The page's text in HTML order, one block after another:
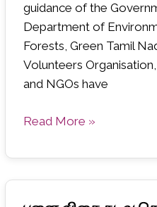
guidance of the
Department of
Forests, Green Tamil
Volunteers
and NGOs have
Receive
Tamil
Read More »